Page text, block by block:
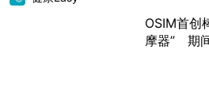
OSIM首创
摩器” 期